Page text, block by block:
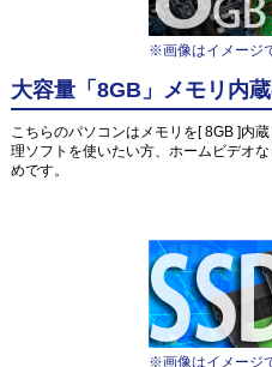
※画像はイメージ
大容量「8GB」メモリ内
こちらのパソコンはメモリを[ 8GB ]内
理ソフトを使いたい方、ホームビデオ
めです。
※画像はイメージ